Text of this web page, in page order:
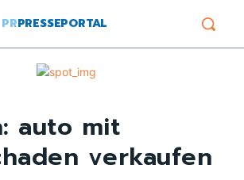
PRPRESSEPORTAL
auto mit
verkaufen